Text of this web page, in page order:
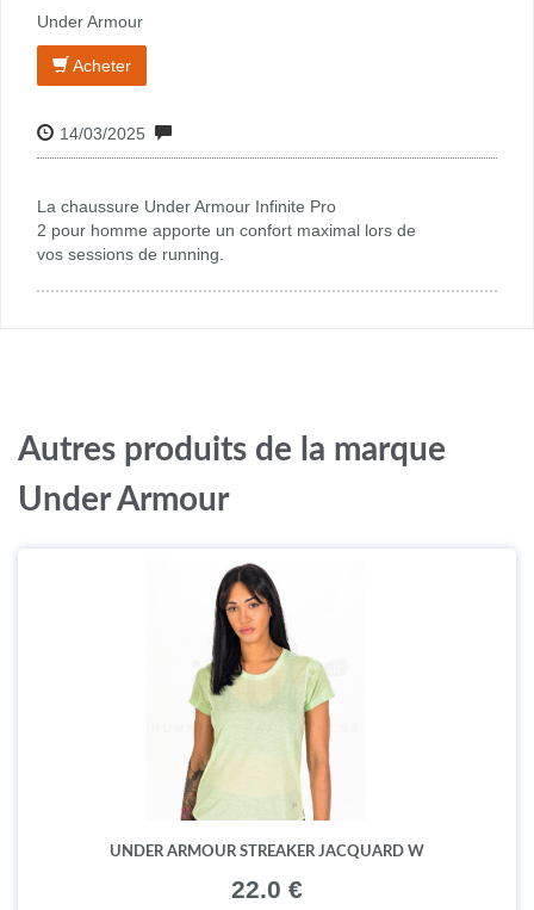
Under Armour
Acheter
14/03/2025
La chaussure Under Armour Infinite Pro
2 pour homme apporte un confort maximal lors de
vos sessions de running.
Autres produits de la marque
Under Armour
UNDER ARMOUR STREAKER JACQUARD W
22.0 €